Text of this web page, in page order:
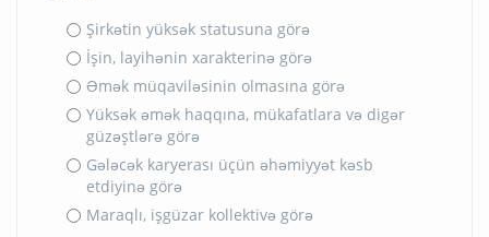
Şirkətin yüksək statusuna görə
İşin, layihənin xarakterinə görə
Əmək müqaviləsinin olmasına görə
Yüksək əmək haqqına, mükafatlara və digər
güzəştlərə görə
Gələcək karyerası üçün əhəmiyyət kəsb
etdiyinə görə
Maraqlı, işgüzar kollektivə görə